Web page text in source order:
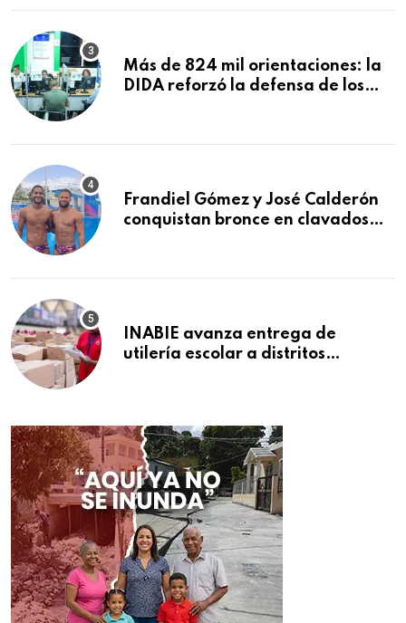
Macorís
Más de 824 mil orientaciones: la
DIDA reforzó la defensa de los
Frandiel Gómez y José Calderón
conquistan bronce en clavados
INABIE avanza entrega de
utilería escolar a distritos